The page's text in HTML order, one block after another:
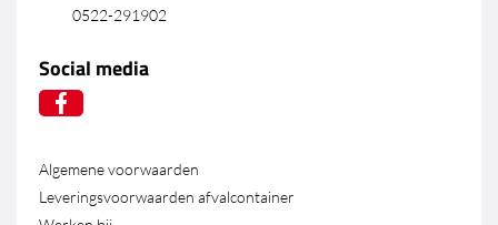
0522-291902
Social media
Algemene voorwaarden
Leveringsvoorwaarden afvalcontainer